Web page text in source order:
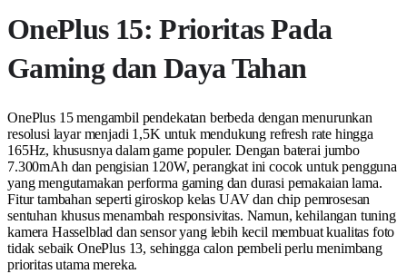
OnePlus 15: Prioritas Pada
Gaming dan Daya Tahan
OnePlus 15 mengambil pendekatan berbeda dengan menurunkan
resolusi layar menjadi 1,5K untuk mendukung refresh rate hingga
165Hz, khususnya dalam game populer. Dengan baterai jumbo
7.300mAh dan pengisian 120W, perangkat ini cocok untuk pengguna
yang mengutamakan performa gaming dan durasi pemakaian lama.
Fitur tambahan seperti giroskop kelas UAV dan chip pemrosesan
sentuhan khusus menambah responsivitas. Namun, kehilangan tuning
kamera Hasselblad dan sensor yang lebih kecil membuat kualitas foto
tidak sebaik OnePlus 13, sehingga calon pembeli perlu menimbang
prioritas utama mereka.